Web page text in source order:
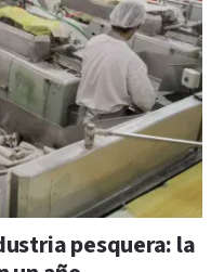
pesquera: la